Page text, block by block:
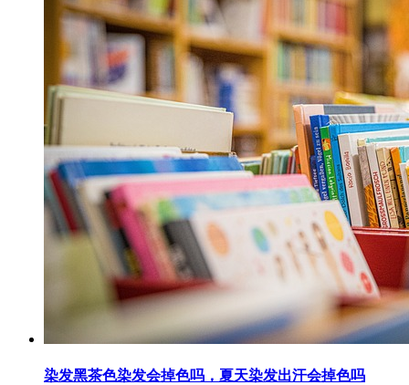
染发黑茶色染发会掉色吗，夏天染发出汗会掉色吗